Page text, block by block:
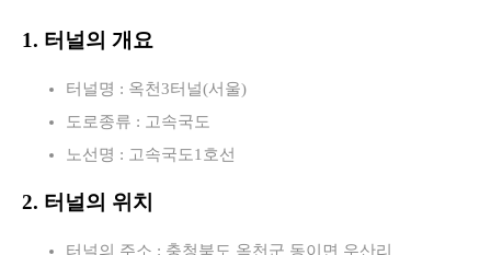
1. 터널의 개요
터널명 : 옥천3터널(서울)
도로종류 : 고속국도
노선명 : 고속국도1호선
2. 터널의 위치
터널의 주소 : 충청북도 옥천군 동이면 우산리